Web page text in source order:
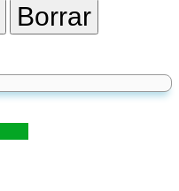
Borrar